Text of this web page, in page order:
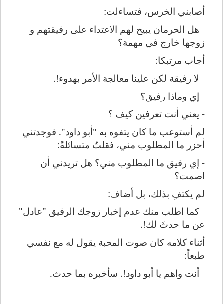
أصابني الخرس، فتساءلت:
- هل الحرمان يبيح لهم الاعتداء على رفيقتهم و
زوجها خارج في مهمة؟
أجاب مرتبكا:
- لا رفيقة لكن علينا معالجة الأمر بهدوء!.
- إي وماذا رفيق؟
- يعني أنت تعرفين كيف ؟
لم أستوعب ما كان يتفوه به "أبو داود". فوجدتني
أحزر ما المطلوب مني، فقلتُ متسائلةً:
- إي رفيق ما المطلوب مني؟ هل تريدني أن
اصمت؟
لم يكتفِ بذلك، بل أضاف:
- كما اطلب منك عدم إخبار زوجك الرفيق "عادل"
عن ما حدثَ لك!.
أثناء كلامه كان صوت المحبة يقول له مع نفسي
طبعاً:
- أنت واهم يا أبو داود!. سأخبره بما حدث.